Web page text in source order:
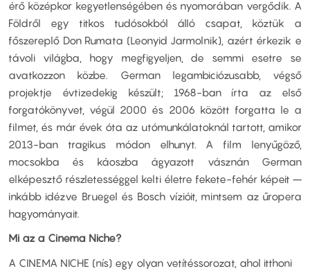
érő középkor kegyetlenségében és nyomorában vergődik. A
Földről egy titkos tudósokból álló csapat, köztük a
főszereplő Don Rumata (Leonyid Jarmolnik), azért érkezik e
távoli világba, hogy megfigyeljen, de semmi esetre se
avatkozzon közbe. German legambiciózusabb, végső
projektje évtizedekig készült; 1968-ban írta az első
forgatókönyvet, végül 2000 és 2006 között forgatta le a
filmet, és már évek óta az utómunkálatoknál tartott, amikor
2013-ban tragikus módon elhunyt. A film lenyűgöző,
mocsokba és káoszba ágyazott vásznán German
elképesztő részletességgel kelti életre fekete-fehér képeit –
inkább idézve Bruegel és Bosch vízióit, mintsem az űropera
hagyományait.
Mi az a Cinema Niche?
A CINEMA NICHE (nís) egy olyan vetítéssorozat, ahol itthoni